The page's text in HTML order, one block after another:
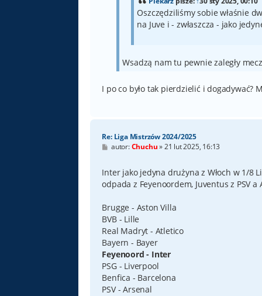
Oszczędziliśmy sobie właśnie
na Juve i - zwłaszcza - jako
Wsadzą nam tu pewnie zaległy
I po co było tak pierdzielić i dogadywać?
Re: Liga Mistrzów 2024/2025
P
t
autor:Chuchu»21 lut 2025, 16:13
Inter jako jedyna drużyna z Włoch w 1/8
odpada z Feyenoordem, Juventus z PSV
Brugge - Aston Villa
BVB - Lille
Real Madryt - Atletico
Bayern - Bayer
Feyenoord - Inter
PSG - Liverpool
Benfica - Barcelona
PSV - Arsenal